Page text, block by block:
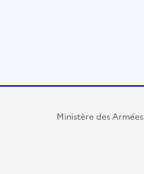
Ministère des Armées